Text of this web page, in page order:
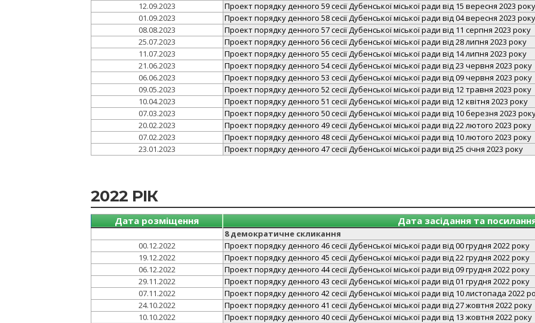
12.09.2023
Проект порядку денного 59 сесії Дубенської міської ради від 15 вересня 2023 року
01.09.2023
Проект порядку денного 58 сесії Дубенської міської ради від 04 вересня 2023 року
08.08.2023
Проект порядку денного 57 сесії Дубенської міської ради від 11 серпня 2023 року
25.07.2023
Проект порядку денного 56 сесії Дубенської міської ради від 28 липня 2023 року
11.07.2023
Проект порядку денного 55 сесії Дубенської міської ради від 14 липня 2023 року
21.06.2023
Проект порядку денного 54 сесії Дубенської міської ради від 23 червня 2023 року
06.06.2023
Проект порядку денного 53 сесії Дубенської міської ради від 09 червня 2023 року
09.05.2023
Проект порядку денного 52 сесії Дубенської міської ради від 12 травня 2023 року
10.04.2023
Проект порядку денного 51 сесії Дубенської міської ради від 12 квітня 2023 року
07.03.2023
Проект порядку денного 50 сесії Дубенської міської ради від 10 березня 2023
20.02.2023
Проект порядку денного 49 сесії Дубенської міської ради від 22 лютого 2023 року
07.02.2023
Проект порядку денного 48 сесії Дубенської міської ради від 10 лютого 2023 року
23.01.2023
Проект порядку денного 47 сесії Дубенської міської ради від 25 січня 2023 року
2022 РІК
Дата розміщення Дата засідання та
8 демократичне скликання
00.12.2022
Проект порядку денного 46 сесії Дубенської міської ради від 00 грудня 2022 року
19.12.2022
Проект порядку денного 45 сесії Дубенської міської ради від 22 грудня 2022 року
06.12.2022
Проект порядку денного 44 сесії Дубенської міської ради від 09 грудня 2022 року
29.11.2022
Проект порядку денного 43 сесії Дубенської міської ради від 01 грудня 2022 року
07.11.2022
Проект порядку денного 42 сесії Дубенської міської ради від 10 листопада 2022
24.10.2022
Проект порядку денного 41 сесії Дубенської міської ради від 27 жовтня 2022 року
10.10.2022
Проект порядку денного 40 сесії Дубенської міської ради від 13 жовтня 2022 року